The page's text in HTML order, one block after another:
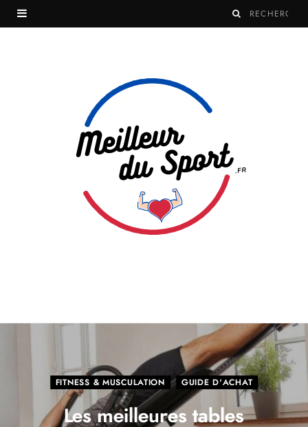
FITNESS & MUSCULATION GUIDE D'ACHAT
Les meilleures tables